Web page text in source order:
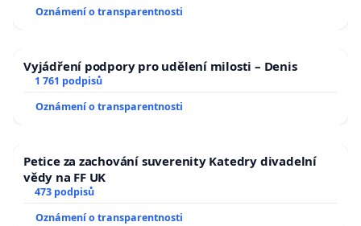
Oznámení o transparentnosti
Vyjádření podpory pro udělení milosti – Denis
1 761 podpisů
Oznámení o transparentnosti
Petice za zachování suverenity Katedry divadelní
vědy na FF UK
473 podpisů
Oznámení o transparentnosti